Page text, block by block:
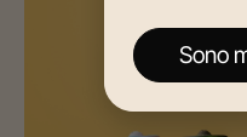
Sono